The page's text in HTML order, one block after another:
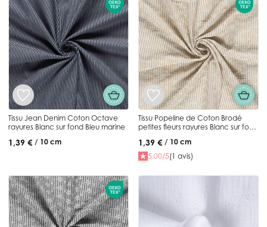
Tissu Jean Denim Coton Octave
rayures Blanc sur fond Bleu marine
1,39 € / 10 cm
Tissu Popeline de Coton Brodé
petites fleurs rayures Blanc sur fond
1,39 € / 10 cm
5.00/5(1 avis)